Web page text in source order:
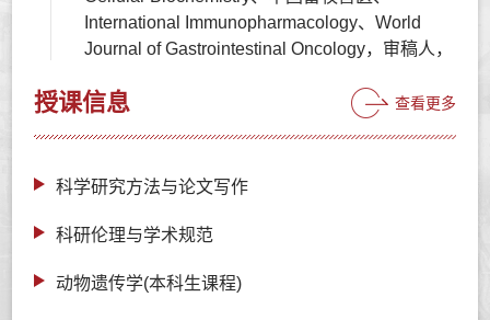
International Immunopharmacology、World
Journal of Gastrointestinal Oncology，审稿人，
授课信息 查看更多
科学研究方法与论文写作
科研伦理与学术规范
动物遗传学(本科生课程)